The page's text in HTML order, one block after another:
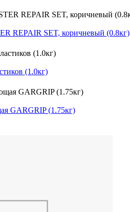
REPAIR SET, коричневый (0.8кг)
(1.0кг)
GARGRIP (1.75кг)